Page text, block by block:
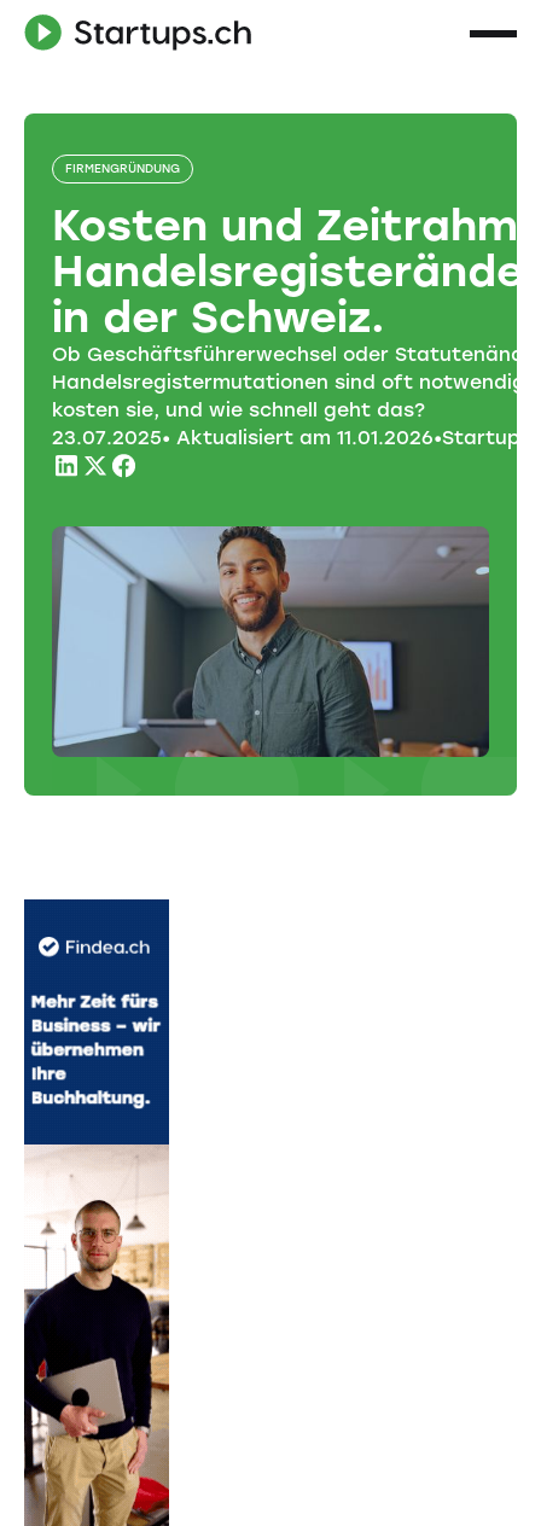
FIRMENGRÜNDUNG
Kosten und
in der Schweiz.
Ob Geschäftsführerwechsel oder
Handelsregistermutationen sind oft
kosten sie, und wie schnell geht das?
23.07.2025• Aktualisiert am 11.01.2026•